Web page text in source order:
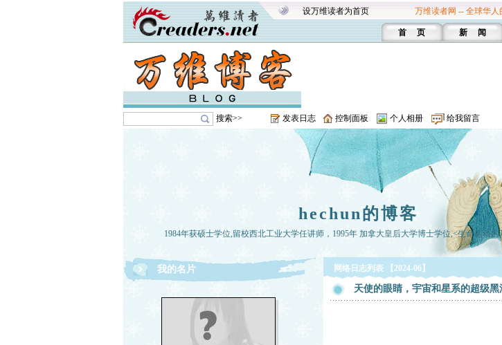
设万维读者为首页 万维读者网 -- 全球华人
首 页 新 闻
搜索>> 发表日志 控制面板 个人相册 给我留言
hechun的博客
1984年获硕士学位,留校西北工业大学任讲师，1995年 加拿大皇后大学博士学位,<生命运动
我的名片 网络日志列表 【2024-06】
天使的眼睛，宇宙和星系的超级黑